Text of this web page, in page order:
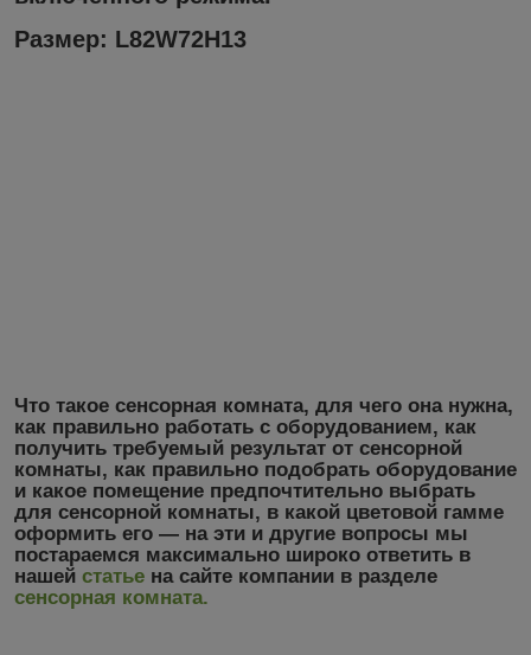
Размер: L82W72H13
Что такое сенсорная комната, для чего она нужна,
как правильно работать с оборудованием, как
получить требуемый результат от сенсорной
комнаты, как правильно подобрать оборудование
и какое помещение предпочтительно выбрать
для сенсорной комнаты, в какой цветовой гамме
оформить его ― на эти и другие вопросы мы
постараемся максимально широко ответить в
нашей статье на сайте компании в разделе
сенсорная комната.